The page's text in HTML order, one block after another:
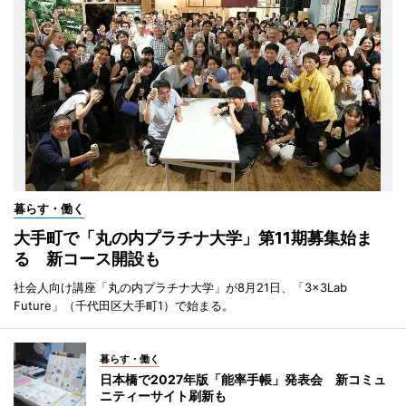
暮らす・働く
大手町で「丸の内プラチナ大学」第11期募集始ま
る 新コース開設も
社会人向け講座「丸の内プラチナ大学」が8月21日、「3×3Lab
Future」（千代田区大手町1）で始まる。
暮らす・働く
日本橋で2027年版「能率手帳」発表会 新コミュ
ニティーサイト刷新も